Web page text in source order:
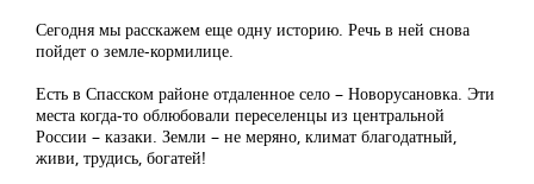
Сегодня мы расскажем еще одну историю. Речь в ней снова
пойдет о земле-кормилице.
Есть в Спасском районе отдаленное село – Новорусановка. Эти
места когда-то облюбовали переселенцы из центральной
России – казаки. Земли – не меряно, климат благодатный,
живи, трудись, богатей!